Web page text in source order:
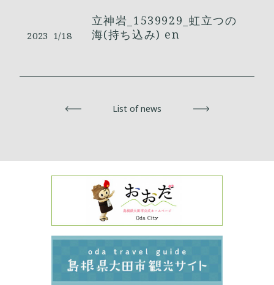
2023 1/18
立神岩_1539929_虹立つの
海(持ち込み) en
List of news